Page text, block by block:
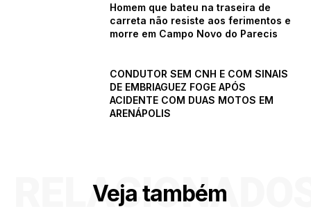
Homem que bateu na traseira de
carreta não resiste aos ferimentos e
morre em Campo Novo do Parecis
CONDUTOR SEM CNH E COM SINAIS
DE EMBRIAGUEZ FOGE APÓS
ACIDENTE COM DUAS MOTOS EM
ARENÁPOLIS
Veja também